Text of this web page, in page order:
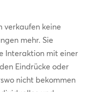
verkaufen keine
mehr. Sie
Interaktion mit einer
Eindrücke oder
nicht bekommen